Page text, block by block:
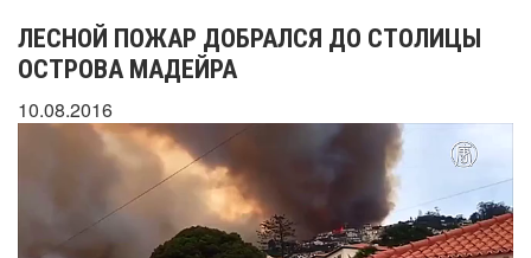
ЛЕСНОЙ ПОЖАР ДОБРАЛСЯ ДО СТОЛИЦЫ
ОСТРОВА МАДЕЙРА
10.08.2016